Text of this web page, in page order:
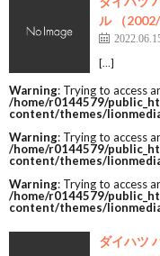
ル （
[…]
Warning: Trying to access
/home/r0144579/
content/themes/
Warning: Trying to access
/home/r0144579/
content/themes/
Warning: Trying to access
/home/r0144579/
content/themes/
ダイハツ